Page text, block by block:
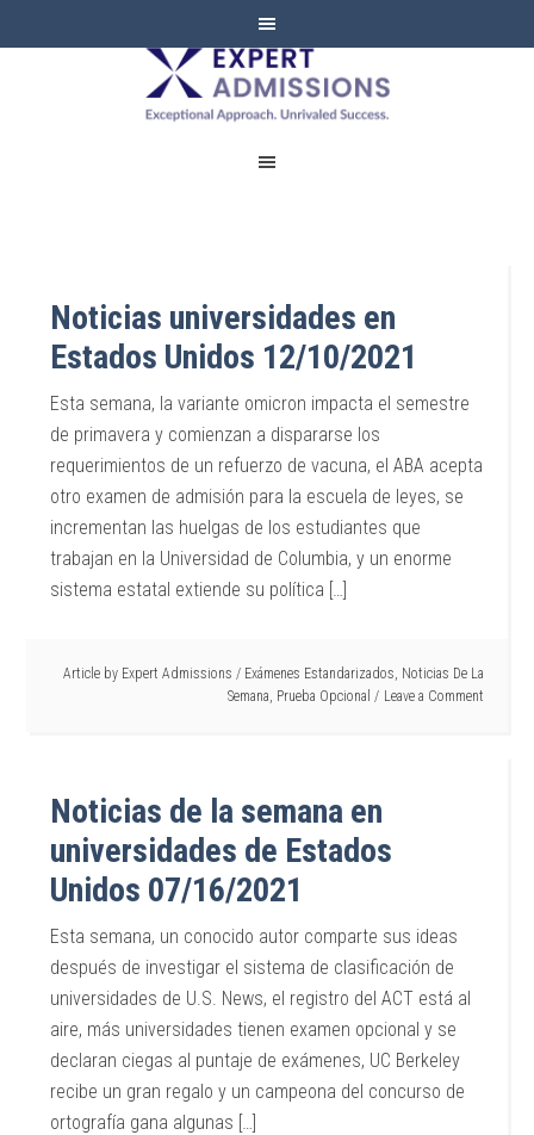
EXPERT
ADMISSIONS
Noticias universidades en
Estados Unidos 12/10/2021
Esta semana, la variante omicron impacta el semestre
de primavera y comienzan a dispararse los
requerimientos de un refuerzo de vacuna, el ABA acepta
otro examen de admisión para la escuela de leyes, se
incrementan las huelgas de los estudiantes que
trabajan en la Universidad de Columbia, y un enorme
sistema estatal extiende su política […]
Article by Expert Admissions / Exámenes Estandarizados, Noticias De La
Semana, Prueba Opcional Leave a Comment
Noticias de la semana en
universidades de Estados
Unidos 07/16/2021
Esta semana, un conocido autor comparte sus ideas
después de investigar el sistema de clasificación de
universidades de U.S. News, el registro del ACT está al
aire, más universidades tienen examen opcional y se
declaran ciegas al puntaje de exámenes, UC Berkeley
recibe un gran regalo y un campeona del concurso de
ortografía gana algunas […]